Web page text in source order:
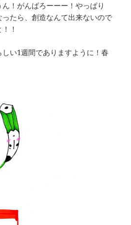
！がんばろーーー！やっぱり
たら、創造なんて出来ないので
！
い1週間でありますように！春